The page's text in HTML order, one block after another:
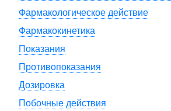
Фармакологическое действие
Фармакокинетика
Показания
Противопоказания
Дозировка
Побочные действия